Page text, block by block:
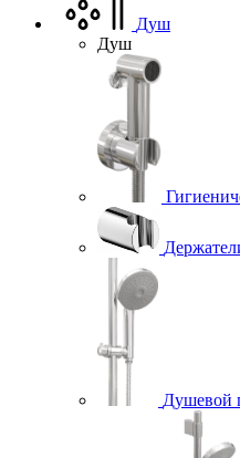
Душ
Душ
Душевой